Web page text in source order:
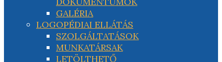
GALÉRIA
LOGOPÉDIAI ELLÁTÁS
SZOLGÁLTATÁSOK
MUNKATÁRSAK
LETÖLTHETŐ